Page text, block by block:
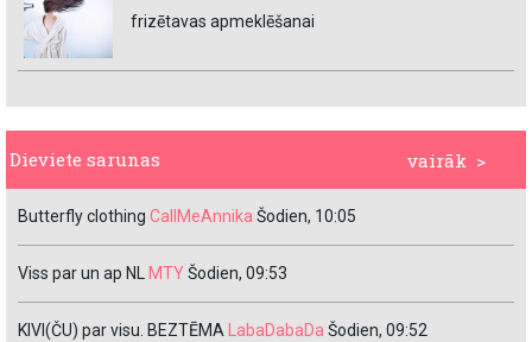
frizētavas apmeklēšanai
vairāk >
Dieviete sarunas
Butterfly clothing CallMeAnnika Šodien, 10:05
Viss par un ap NL MTYŠodien, 09:53
KIVI(ČU) par visu. BEZTĒMA LabaDabaDa Šodien, 09:52